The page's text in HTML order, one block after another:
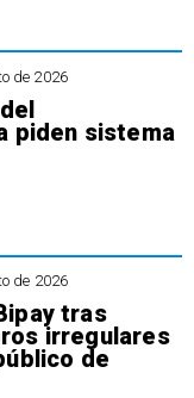
de 2026
piden sistema
de 2026
tras
irregulares
de